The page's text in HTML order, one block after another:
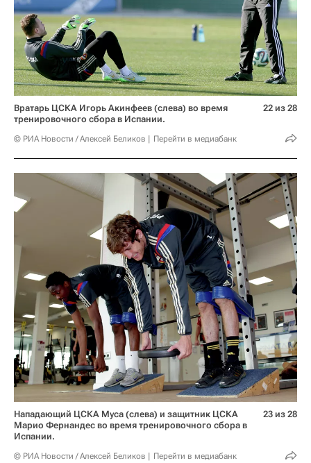
Вратарь ЦСКА Игорь Акинфеев (слева) во время
тренировочного сбора в Испании.
© РИА Новости / Алексей Беликов Перейти в медиабанк
22 из 28
Нападающий ЦСКА Муса (слева) и защитник ЦСКА
Марио Фернандес во время тренировочного сбора в
Испании.
© РИА Новости / Алексей Беликов Перейти в медиабанк
23 из 28